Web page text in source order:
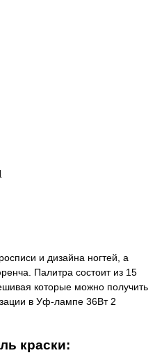
и дизайна ногтей, а
Палитра состоит из 15
которые можно получить
в Уф-лампе 36Вт 2
краски: